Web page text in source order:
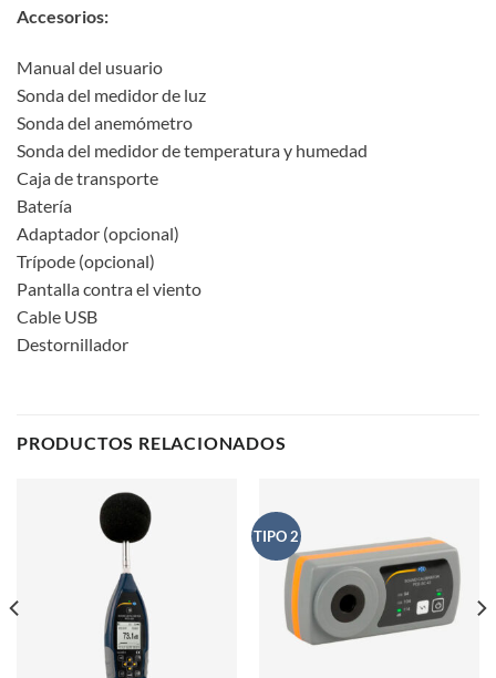
Accesorios:
Manual del usuario
Sonda del medidor de luz
Sonda del anemómetro
Sonda del medidor de temperatura y humedad
Caja de transporte
Batería
Adaptador (opcional)
Trípode (opcional)
Pantalla contra el viento
Cable USB
Destornillador
PRODUCTOS RELACIONADOS
TIPO 2